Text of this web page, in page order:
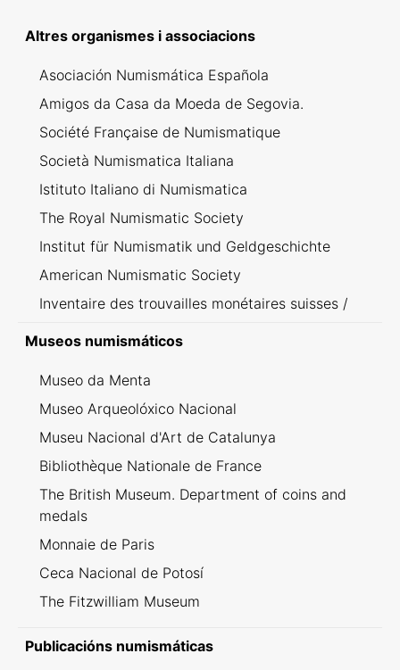
Altres organismes i associacions
Asociación Numismática Española
Amigos da Casa da Moeda de Segovia.
Société Française de Numismatique
Società Numismatica Italiana
Istituto Italiano di Numismatica
The Royal Numismatic Society
Institut für Numismatik und Geldgeschichte
American Numismatic Society
Inventaire des trouvailles monétaires suisses /
Museos numismáticos
Museo da Menta
Museo Arqueolóxico Nacional
Museu Nacional d'Art de Catalunya
Bibliothèque Nationale de France
The British Museum. Department of coins and
medals
Monnaie de Paris
Ceca Nacional de Potosí
The Fitzwilliam Museum
Publicacións numismáticas